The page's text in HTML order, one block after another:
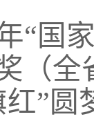
“国
（全
”